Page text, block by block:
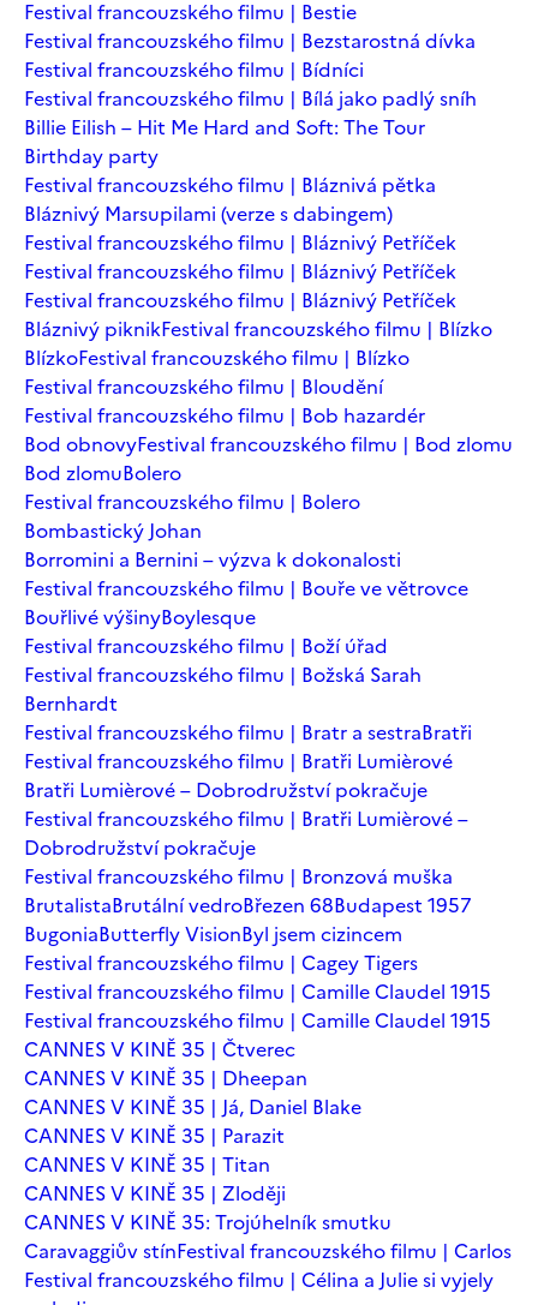
Festival francouzského filmu | Bestie
Festival francouzského filmu | Bezstarostná dívka
Festival francouzského filmu | Bídníci
Festival francouzského filmu | Bílá jako padlý sníh
Billie Eilish – Hit Me Hard and Soft: The Tour
Birthday party
Festival francouzského filmu | Bláznivá pětka
Bláznivý Marsupilami (verze s dabingem)
Festival francouzského filmu | Bláznivý Petříček
Festival francouzského filmu | Bláznivý Petříček
Festival francouzského filmu | Bláznivý Petříček
Bláznivý piknikFestival francouzského filmu | Blízko
BlízkoFestival francouzského filmu | Blízko
Festival francouzského filmu | Bloudění
Festival francouzského filmu | Bob hazardér
Bod obnovyFestival francouzského filmu | Bod zlomu
Bod zlomuBolero
Festival francouzského filmu | Bolero
Bombastický Johan
Borromini a Bernini – výzva k dokonalosti
Festival francouzského filmu | Bouře ve větrovce
Bouřlivé výšinyBoylesque
Festival francouzského filmu | Boží úřad
Festival francouzského filmu | Božská Sarah
Bernhardt
Festival francouzského filmu | Bratr a sestraBratři
Festival francouzského filmu | Bratři Lumièrové
Bratři Lumièrové – Dobrodružství pokračuje
Festival francouzského filmu | Bratři Lumièrové –
Dobrodružství pokračuje
Festival francouzského filmu | Bronzová muška
BrutalistaBrutální vedroBřezen 68Budapest 1957
BugoniaButterfly VisionByl jsem cizincem
Festival francouzského filmu | Cagey Tigers
Festival francouzského filmu | Camille Claudel 1915
Festival francouzského filmu | Camille Claudel 1915
CANNES V KINĚ 35 | Čtverec
CANNES V KINĚ 35 | Dheepan
CANNES V KINĚ 35 | Já, Daniel Blake
CANNES V KINĚ 35 | Parazit
CANNES V KINĚ 35 | Titan
CANNES V KINĚ 35 | Zloději
CANNES V KINĚ 35: Trojúhelník smutku
Caravaggiův stínFestival francouzského filmu | Carlos
Festival francouzského filmu | Célina a Julie si vyjely